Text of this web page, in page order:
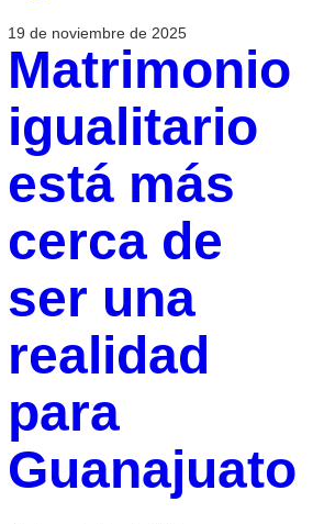
19 de noviembre de 2025
Matrimonio
igualitario
está más
cerca de
ser una
realidad
para
Guanajuato